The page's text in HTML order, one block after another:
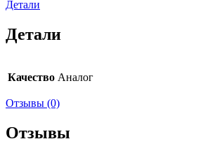
Детали
Детали
Качество Аналог
Отзывы (0)
Отзывы